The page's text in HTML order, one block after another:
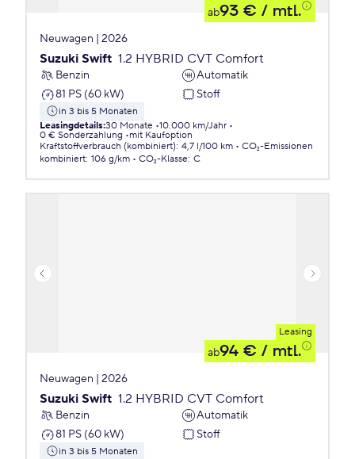
ab93 € / mtl.
Neuwagen | 2026
Suzuki Swift 1.2 HYBRID CVT Comfort
Benzin
Automatik
81 PS (60 kW)
Stoff
in 3 bis 5 Monaten
Leasingdetails:30 Monate 10.000 km/Jahr
0 € Sonderzahlung
mit Kaufoption
Kraftstoffverbrauch (kombiniert): 4,7 l/100 km
CO₂-Emissionen
kombiniert: 106 g/km CO₂-Klasse: C
Leasing
ab94 € / mtl.
Neuwagen | 2026
Suzuki Swift 1.2 HYBRID CVT Comfort
Benzin
Automatik
81 PS (60 kW)
Stoff
in 3 bis 5 Monaten